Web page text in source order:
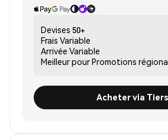
Devises 50+
Frais Variable
Arrivée Variable
Meilleur pourPromotions
Acheter via Tiers